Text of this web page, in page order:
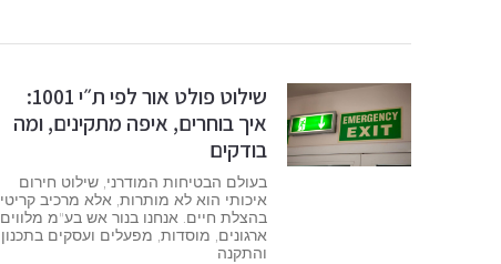
שילוט פולט אור לפי ת״י 1001:
איך בוחרים, איפה מתקינים, ומה
בודקים
בעולם הבטיחות המודרני, שילוט חירום
איכותי הוא לא מותרות, אלא מרכיב קריטי
בהצלת חיים. אנחנו בנור אש בע"מ מלווים
ארגונים, מוסדות, מפעלים ועסקים בתכנון
והתקנה